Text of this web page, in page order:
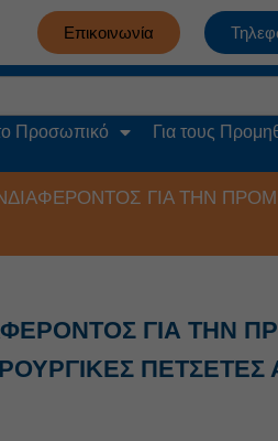
Επικοινωνία
Προσωπικό Για τους
ΓΙΑ ΤΗΝ
ΓΙΑ ΤΗΝ